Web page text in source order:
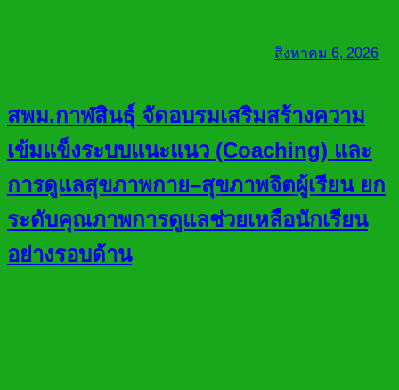
สิงหาคม 6, 2026
สพม.กาฬสินธุ์ จัดอบรมเสริมสร้างความ
เข้มแข็งระบบแนะแนว (Coaching) และ
การดูแลสุขภาพกาย–สุขภาพจิตผู้เรียน ยก
ระดับคุณภาพการดูแลช่วยเหลือนักเรียน
อย่างรอบด้าน